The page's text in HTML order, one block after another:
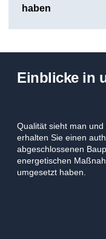
haben
Einblicke in
Qualität sieht man
erhalten Sie einen
abgeschlossenen
energetischen
umgesetzt haben.